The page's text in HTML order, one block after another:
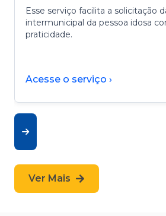
Esse serviço facilita a solicitação
intermunicipal da pessoa idosa
praticidade.
Acesse o serviço ›
Ver Mais